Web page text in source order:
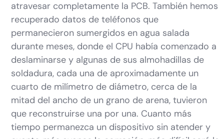
atravesar completamente la PCB. También hemos
recuperado datos de teléfonos que
permanecieron sumergidos en agua salada
durante meses, donde el CPU había comenzado a
deslaminarse y algunas de sus almohadillas de
soldadura, cada una de aproximadamente un
cuarto de milímetro de diámetro, cerca de la
mitad del ancho de un grano de arena, tuvieron
que reconstruirse una por una. Cuanto más
tiempo permanezca un dispositivo sin atender y